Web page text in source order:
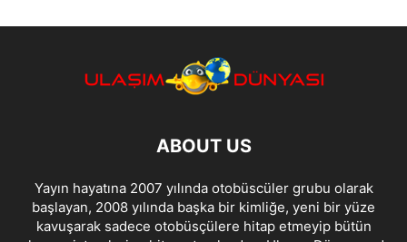
ABOUT US
Yayın hayatına 2007 yılında otobüscüler grubu olarak
başlayan, 2008 yılında başka bir kimliğe, yeni bir yüze
kavuşarak sadece otobüsçülere hitap etmeyip bütün